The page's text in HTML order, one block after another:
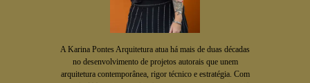
A Karina Pontes Arquitetura atua há mais de duas décadas
no desenvolvimento de projetos autorais que unem
arquitetura contemporânea, rigor técnico e estratégia. Com